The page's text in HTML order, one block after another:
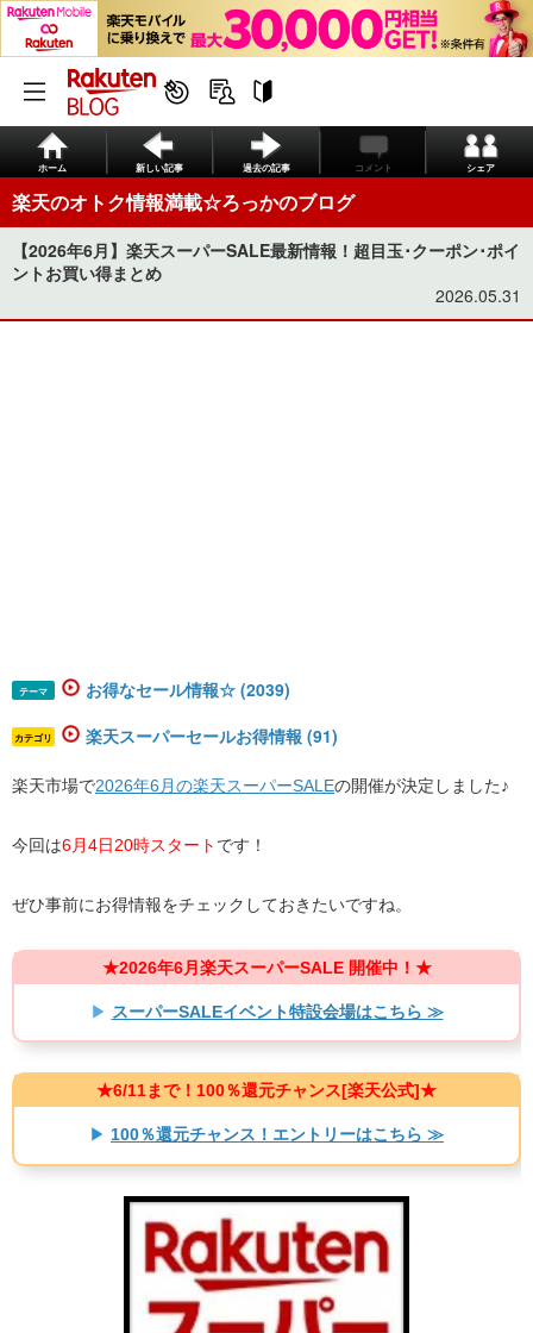
ホーム 新しい記事 過去の記事 コメント シェア
楽天のオトク情報満載☆ろっかのブログ
【2026年6月】楽天スーパーSALE最新情報！超目玉･クーポン･ポイ
ントお買い得まとめ
2026.05.31
テーマ お得なセール情報☆ (2039)
カテゴリ 楽天スーパーセールお得情報 (91)
楽天市場で2026年6月の楽天スーパーSALEの開催が決定しました♪
今回は6月4日20時スタート です！
ぜひ事前にお得情報をチェックしておきたいですね。
★2026年6月楽天スーパーSALE 開催中！★​
▶ スーパーSALEイベント特設会場はこちら ≫
★6/11まで！100％還元チャンス[楽天公式]★​
▶ 100％還元チャンス！エントリーはこちら ≫